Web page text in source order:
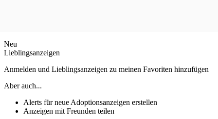
Neu
Lieblingsanzeigen
Anmelden und Lieblingsanzeigen zu meinen Favoriten hinzufügen
Aber auch...
Alerts für neue Adoptionsanzeigen erstellen
Anzeigen mit Freunden teilen